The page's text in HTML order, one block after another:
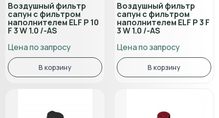
Воздушный фильтр
сапун с фильтром
наполнителем ELF P 10
F 3 W 1.0 /-AS
Цена по запросу
В корзину
Воздушный фильтр
сапун с фильтром
наполнителем ELF P 3 F
3 W 1.0 /-AS
Цена по запросу
В корзину